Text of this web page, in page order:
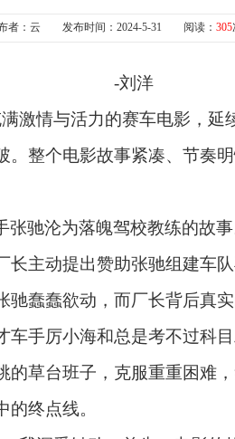
者：云 发布时间：2024-5-31 阅读： 305
-刘洋
激情与活力的赛车电影，延
。整个电影故事紧凑、节奏
张驰沦为落魄驾校教练的故
长主动提出赞助张驰组建车
驰蠢蠢欲动，而厂长背后真
车手厉小海和总是考不过科
的草台班子，克服重重困难
终点线。